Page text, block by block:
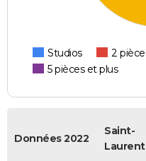
Studios 2
5 pièces et plus
Données 2022
Saint-
Laurent